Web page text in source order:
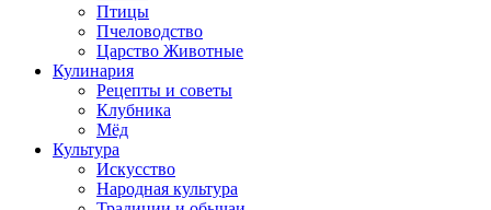
Птицы
Пчеловодство
Царство Животные
Кулинария
Рецепты и советы
Клубника
Мёд
Культура
Искусство
Народная культура